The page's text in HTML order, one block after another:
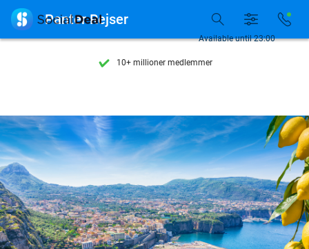
Tilgængelig 7 dage om ugen
10+ millioner medlemmer
Tilgængelig 7 dage om ugen
10+ millioner medlemmer
Available until 23:00
 Panter Rejser